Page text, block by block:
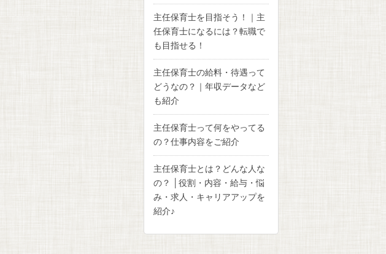
主任保育士を目指そう！｜主
任保育士になるには？転職で
も目指せる！
主任保育士の給料・待遇って
どうなの？｜年収データなど
も紹介
主任保育士って何をやってる
の？仕事内容をご紹介
主任保育士とは？どんな人な
の？ │役割・内容・給与・悩
み・求人・キャリアアップを
紹介♪